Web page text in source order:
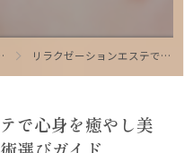
リラクゼーションエステで心身を癒やし美容効果も実感できる施術選びガイド
で心身を癒やし美